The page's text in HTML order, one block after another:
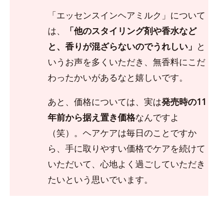
「エッセンスインヘアミルク」について
は、
「他のスタイリング剤や香水など
と、香りが混ざらないのでうれしい」 と
いうお声を多くいただき、無香料にこだ
わったかいがあるなと嬉しいです。
あと、価格については、実は発売時の11
年前から据え置き価格なんですよ
（笑）。ヘアケアは毎日のことですか
ら、手に取りやすい価格でケアを続けて
いただいて、心地よく過ごしていただき
たいという思いでいます。